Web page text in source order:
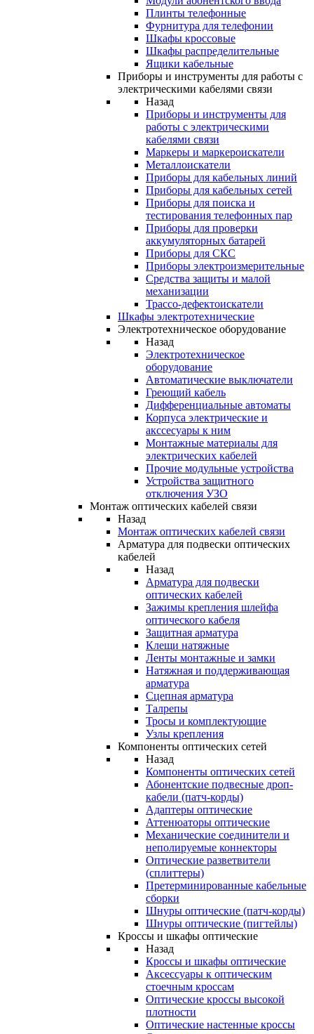
Плинты телефонные
Фурнитура для телефонии
Шкафы кроссовые
Шкафы распределительные
Ящики кабельные
Приборы и инструменты для работы с
электрическими кабелями связи
Назад
Приборы и инструменты для
работы с электрическими
кабелями связи
Маркеры и маркероискатели
Металлоискатели
Приборы для кабельных линий
Приборы для кабельных сетей
Приборы для поиска и
тестирования телефонных пар
Приборы для проверки
аккумуляторных батарей
Приборы для СКС
Приборы электроизмерительные
Средства защиты и малой
механизации
Трассо-дефектоискатели
Шкафы электротехнические
Электротехническое оборудование
Назад
Электротехническое
оборудование
Автоматические выключатели
Греющий кабель
Дифференциальные автоматы
Корпуса электрические и
акссесуары к ним
Монтажные материалы для
электрических кабелей
Прочие модульные устройства
Устройства защитного
отключения УЗО
Монтаж оптических кабелей связи
Назад
Монтаж оптических кабелей связи
Арматура для подвески оптических
кабелей
Назад
Арматура для подвески
оптических кабелей
Зажимы крепления шлейфа
оптического кабеля
Защитная арматура
Клещи натяжные
Ленты монтажные и замки
Натяжная и поддерживающая
арматура
Сцепная арматура
Талрепы
Тросы и комплектующие
Узлы крепления
Компоненты оптических сетей
Назад
Компоненты оптических сетей
Абонентские подвесные дроп-
кабели (патч-корды)
Адаптеры оптические
Аттенюаторы оптические
Механические соединители и
неполируемые коннекторы
Оптические разветвители
(сплиттеры)
Претерминированные кабельные
сборки
Шнуры оптические (патч-корды)
Шнуры оптические (пигтейлы)
Кроссы и шкафы оптические
Назад
Кроссы и шкафы оптические
Аксессуары к оптическим
стоечным кроссам
Оптические кроссы высокой
плотности
Оптические настенные кроссы